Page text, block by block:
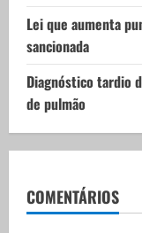
Lei que aumenta
sancionada
Diagnóstico tardio
de pulmão
COMENTÁRIOS